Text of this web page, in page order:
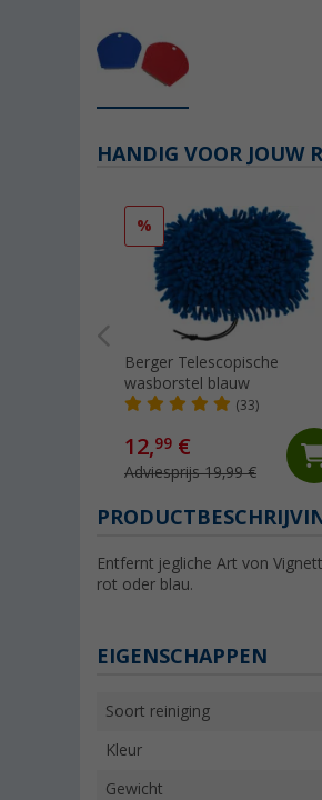
HANDIG VOOR JOUW
%
Berger Telescopische
wasborstel blauw
(33)
12,99 €
Adviesprijs 19,99 €
Entfernt jegliche Art von
rot oder blau.
EIGENSCHAPPEN
Soort reiniging
Kleur
Gewicht